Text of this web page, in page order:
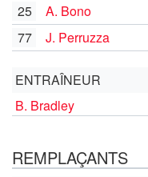
25
A. Bono
77
J. Perruzza
ENTRAÎNEUR
B. Bradley
REMPLAÇANTS